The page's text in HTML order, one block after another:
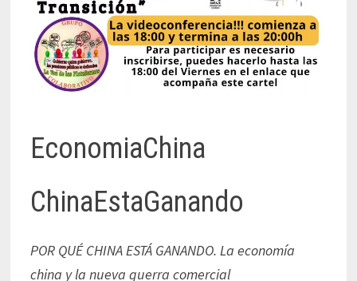
EconomiaChina
ChinaEstaGanando
POR QUÉ CHINA ESTÁ GANANDO. La economía
china y la nueva guerra comercial